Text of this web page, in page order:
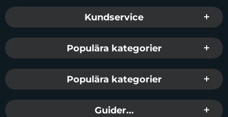
Sidfot Blandad info och länkar
Kundservice
Populära kategorier
Populära kategorier
Guider...